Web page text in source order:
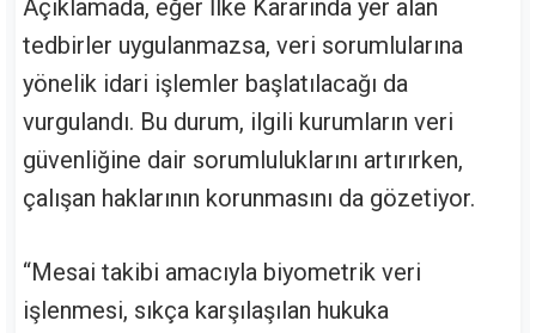
Açıklamada, eğer İlke Kararında yer alan
tedbirler uygulanmazsa, veri sorumlularına
yönelik idari işlemler başlatılacağı da
vurgulandı. Bu durum, ilgili kurumların veri
güvenliğine dair sorumluluklarını artırırken,
çalışan haklarının korunmasını da gözetiyor.
“Mesai takibi amacıyla biyometrik veri
işlenmesi, sıkça karşılaşılan hukuka